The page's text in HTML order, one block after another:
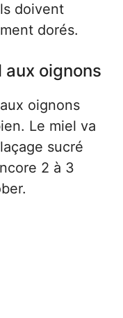
doivent
dorés.
aux oignons
oignons
Le miel va
sucré
2 à 3